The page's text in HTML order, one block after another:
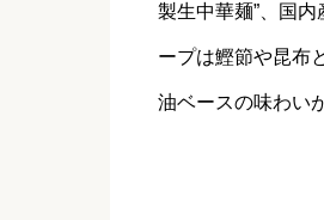
製生中華麺”、国
ープは鰹節や昆布
油ベースの味わい